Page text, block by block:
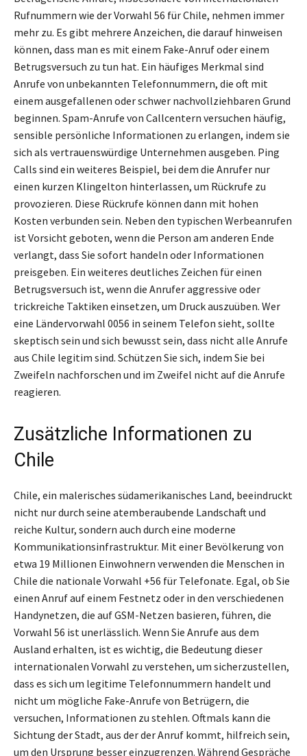
Rufnummern wie der Vorwahl 56 für Chile, nehmen immer
mehr zu. Es gibt mehrere Anzeichen, die darauf hinweisen
können, dass man es mit einem Fake-Anruf oder einem
Betrugsversuch zu tun hat. Ein häufiges Merkmal sind
Anrufe von unbekannten Telefonnummern, die oft mit
einem ausgefallenen oder schwer nachvollziehbaren Grund
beginnen. Spam-Anrufe von Callcentern versuchen häufig,
sensible persönliche Informationen zu erlangen, indem sie
sich als vertrauenswürdige Unternehmen ausgeben. Ping
Calls sind ein weiteres Beispiel, bei dem die Anrufer nur
einen kurzen Klingelton hinterlassen, um Rückrufe zu
provozieren. Diese Rückrufe können dann mit hohen
Kosten verbunden sein. Neben den typischen Werbeanrufen
ist Vorsicht geboten, wenn die Person am anderen Ende
verlangt, dass Sie sofort handeln oder Informationen
preisgeben. Ein weiteres deutliches Zeichen für einen
Betrugsversuch ist, wenn die Anrufer aggressive oder
trickreiche Taktiken einsetzen, um Druck auszuüben. Wer
eine Ländervorwahl 0056 in seinem Telefon sieht, sollte
skeptisch sein und sich bewusst sein, dass nicht alle Anrufe
aus Chile legitim sind. Schützen Sie sich, indem Sie bei
Zweifeln nachforschen und im Zweifel nicht auf die Anrufe
reagieren.
Zusätzliche Informationen zu
Chile
Chile, ein malerisches südamerikanisches Land, beeindruckt
nicht nur durch seine atemberaubende Landschaft und
reiche Kultur, sondern auch durch eine moderne
Kommunikationsinfrastruktur. Mit einer Bevölkerung von
etwa 19 Millionen Einwohnern verwenden die Menschen in
Chile die nationale Vorwahl +56 für Telefonate. Egal, ob Sie
einen Anruf auf einem Festnetz oder in den verschiedenen
Handynetzen, die auf GSM-Netzen basieren, führen, die
Vorwahl 56 ist unerlässlich. Wenn Sie Anrufe aus dem
Ausland erhalten, ist es wichtig, die Bedeutung dieser
internationalen Vorwahl zu verstehen, um sicherzustellen,
dass es sich um legitime Telefonnummern handelt und
nicht um mögliche Fake-Anrufe von Betrügern, die
versuchen, Informationen zu stehlen. Oftmals kann die
Sichtung der Stadt, aus der der Anruf kommt, hilfreich sein,
um den Ursprung besser einzugrenzen. Während Gespräche